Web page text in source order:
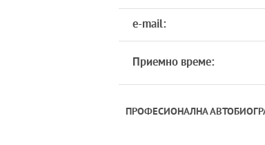
e-mail:
Приемно време:
ПРОФЕСИОНАЛНА